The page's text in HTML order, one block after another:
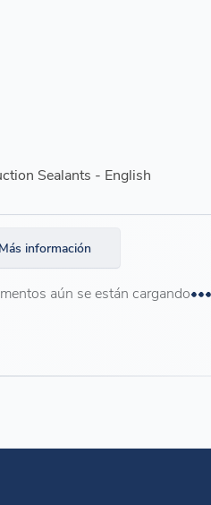
Sealants - English
Más información
aún se están cargando